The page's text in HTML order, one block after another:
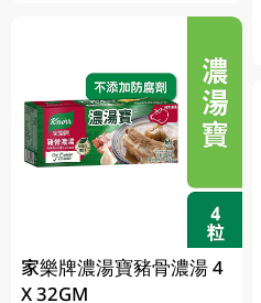
家樂牌濃湯寶豬骨濃湯 4
X 32GM